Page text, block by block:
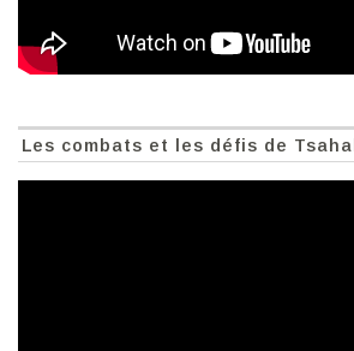
Les combats et les défis de Tsahal